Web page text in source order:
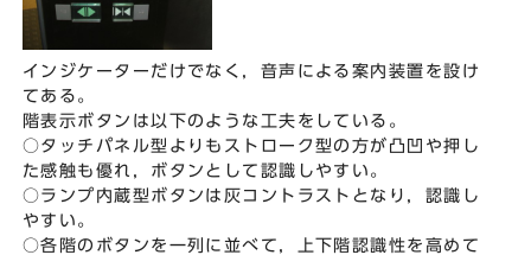
インジケーターだけでなく，音声による案内装置を設け
てある。
階表示ボタンは以下のような工夫をしている。
○タッチパネル型よりもストローク型の方が凸凹や押し
た感触も優れ，ボタンとして認識しやすい。
○ランプ内蔵型ボタンは灰コントラストとなり，認識し
やすい。
○各階のボタンを一列に並べて，上下階認識性を高めて